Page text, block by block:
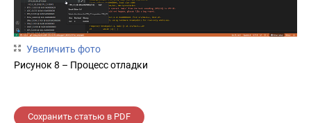
Увеличить фото
Рисунок 8 – Процесс отладки
Сохранить статью в PDF